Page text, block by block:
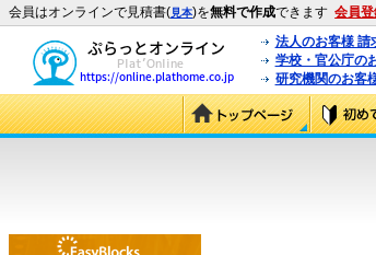
会員はオンラインで見積書(見本)を無料で作成できます 会員
法人のお客様 請
学校・官公庁の
研究機関のお客